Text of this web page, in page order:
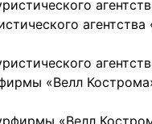
агентства
«Велл